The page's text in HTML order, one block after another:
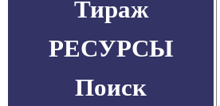
Тираж
РЕСУРСЫ
Поиск